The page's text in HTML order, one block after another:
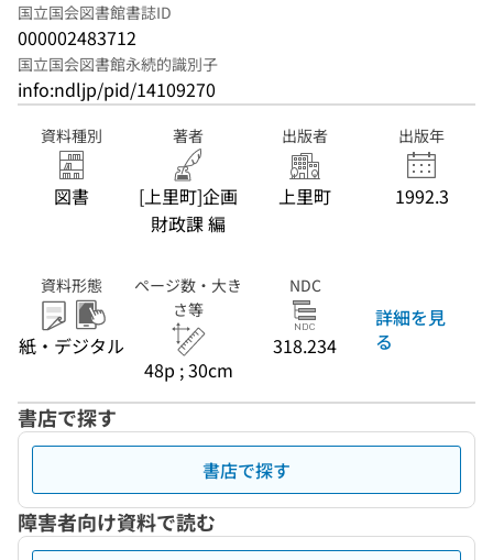
国立国会図書館書誌ID
000002483712
国立国会図書館永続的識別子
info:ndljp/pid/14109270
資料種別
図書
著者
[上里町]企画
財政課 編
出版者
上里町
出版年
1992.3
資料形態
紙・デジタル
ページ数・大き
さ等
48p ; 30cm
NDC
318.234
詳細を見
る
書店で探す
書店で探す
障害者向け資料で読む